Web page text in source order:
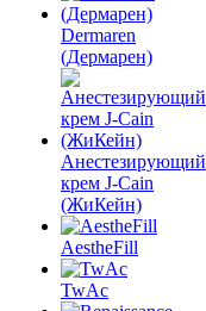
Dermaren
(Дермарен)
Анестезирующий
крем J-Cain
(ЖиКейн)
AestheFill
TwAc